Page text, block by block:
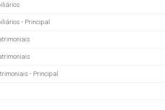
- Principal
- Principal